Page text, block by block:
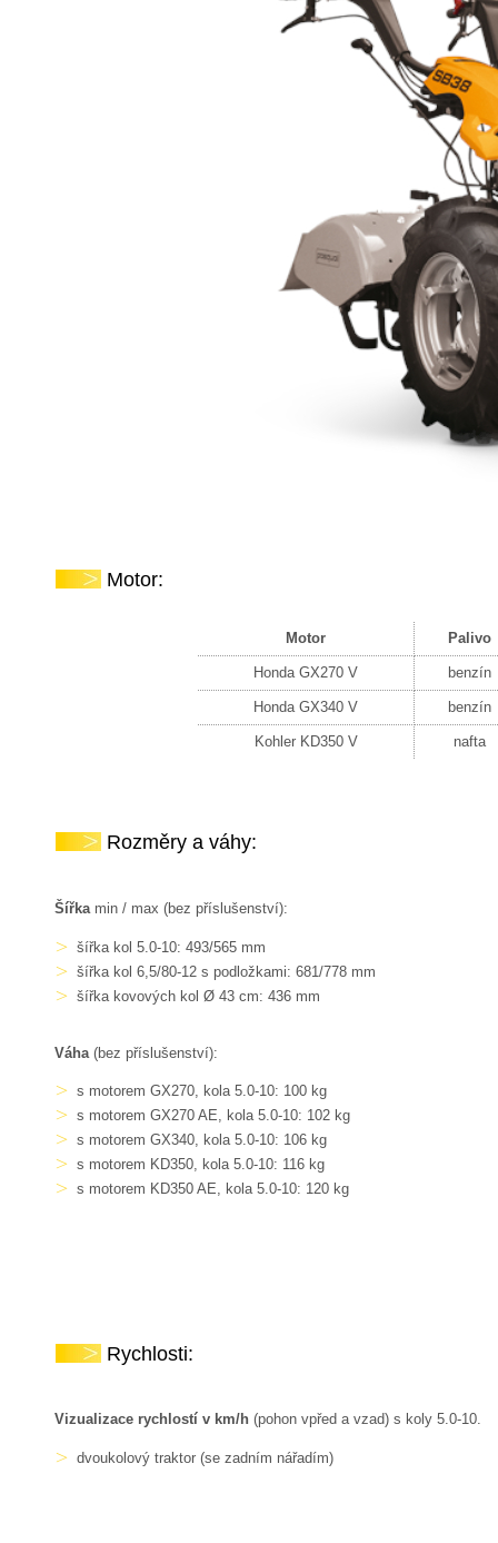
Motor:
Motor Palivo
Honda GX270 V benzín
Honda GX340 V benzín
Kohler KD350 V nafta
Rozměry a váhy:
Šířka min / max (bez příslušenství):
šířka kol 5.0-10: 493/565 mm
šířka kol 6,5/80-12 s podložkami: 681/778 mm
šířka kovových kol Ø 43 cm: 436 mm
Váha (bez příslušenství):
s motorem GX270, kola 5.0-10: 100 kg
s motorem GX270 AE, kola 5.0-10: 102 kg
s motorem GX340, kola 5.0-10: 106 kg
s motorem KD350, kola 5.0-10: 116 kg
s motorem KD350 AE, kola 5.0-10: 120 kg
Rychlosti:
Vizualizace rychlostí v km/h (pohon vpřed a vzad) s koly 5.0-10.
dvoukolový traktor (se zadním nářadím)